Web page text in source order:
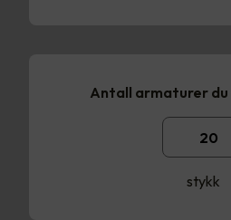
Antall armaturer du
stykk